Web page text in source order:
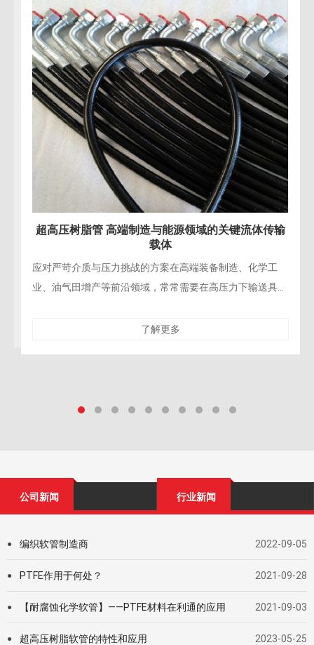
精密工程拆除的“柔性手术刀”在现代桥梁修复、建筑结构改
公司新闻 行业新闻
● 编织软管制造商 2022-09-05
● PTFE作用于何处？ 2021-09-28
● 【耐腐蚀化学软管】——PTFE材料在利通的应用 2021-09-03
● 超高压树脂软管的特性和应用 2023-05-25